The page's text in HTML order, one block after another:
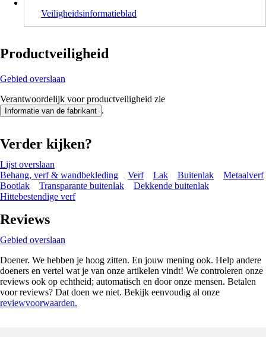
Veiligheidsinformatieblad
Productveiligheid
Gebied overslaan
Verantwoordelijk voor productveiligheid zie
Informatie van de fabrikant .
Verder kijken?
Lijst overslaan
Behang, verf & wandbekleding
Verf Lak Buitenlak
Metaalverf
Bootlak
Transparante buitenlak
Dekkende buitenlak
Hittebestendige verf
Reviews
Gebied overslaan
Doener. We hebben je hoog zitten. En jouw mening ook. Help andere
doeners en vertel wat je van onze artikelen vindt! We controleren onze
reviews ook op echtheid; automatisch en door onze mensen. Betalen
voor reviews? Dat doen we niet. Bekijk eenvoudig al onze
reviewvoorwaarden.